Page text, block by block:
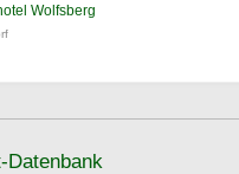
Wolfsberg
Datenbank